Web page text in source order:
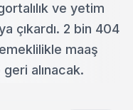
ve yetim
çıkardı. 2 bin 404
maaş
alınacak.